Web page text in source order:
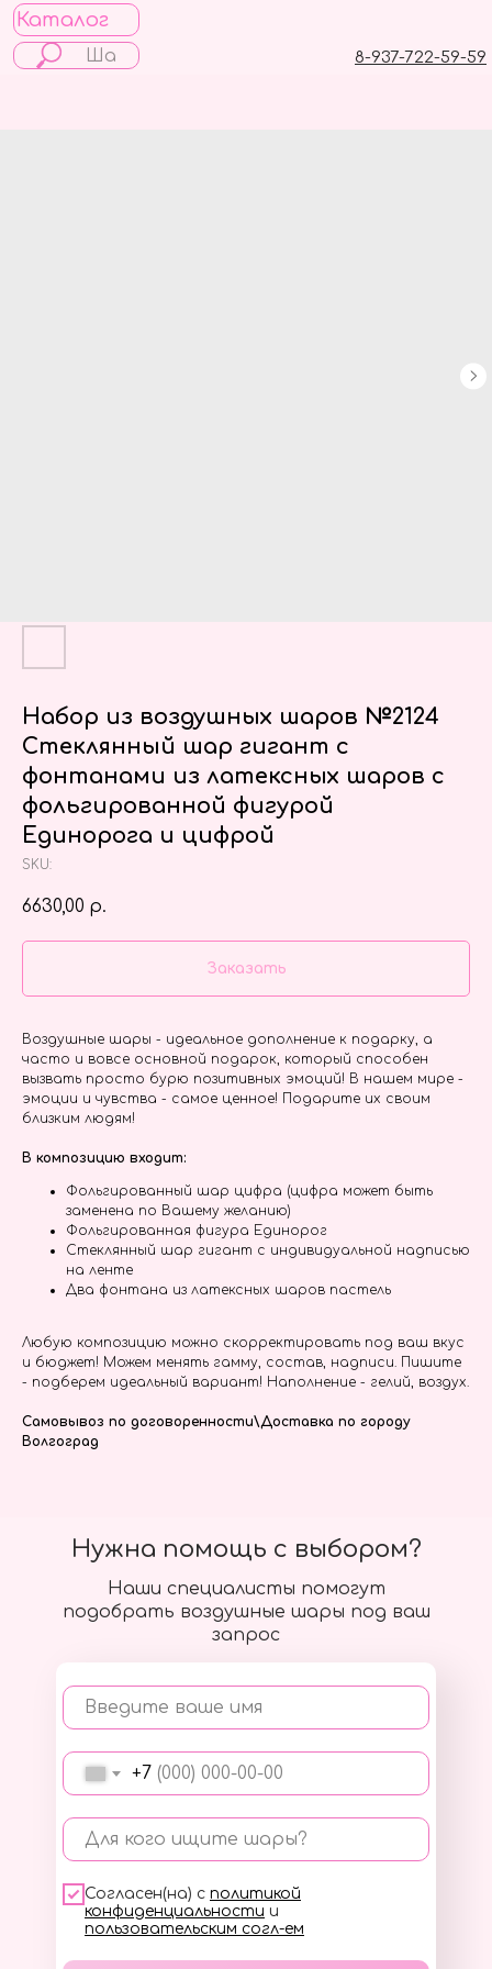
Каталог
8-937-722-59-59
Набор из воздушных шаров №2124
Стеклянный шар гигант с
фонтанами из латексных шаров с
фольгированной фигурой
Единорога и цифрой
SKU:
6630,00 р.
Заказать
Воздушные шары - идеальное дополнение к подарку, а
часто и вовсе основной подарок, который способен
вызвать просто бурю позитивных эмоций! В нашем мире -
эмоции и чувства - самое ценное! Подарите их своим
близким людям!
В композицию входит:
Фольгированный шар цифра (цифра может быть
заменена по Вашему желанию)
Фольгированная фигура Единорог
Стеклянный шар гигант с индивидуальной надписью
на ленте
Два фонтана из латексных шаров пастель
Любую композицию можно скорректировать под ваш вкус
и бюджет! Можем менять гамму, состав, надписи. Пишите
- подберем идеальный вариант! Наполнение - гелий, воздух.
Самовывоз по договоренности\Доставка по городу
Волгоград
Наши специалисты помогут
подобрать воздушные шары под ваш
запрос
Введите ваше имя
+7
Для кого ищите шары?
Согласен(на) с политикой
конфиденциальности и
пользовательским согл-ем
Нужна помощь с выбором?